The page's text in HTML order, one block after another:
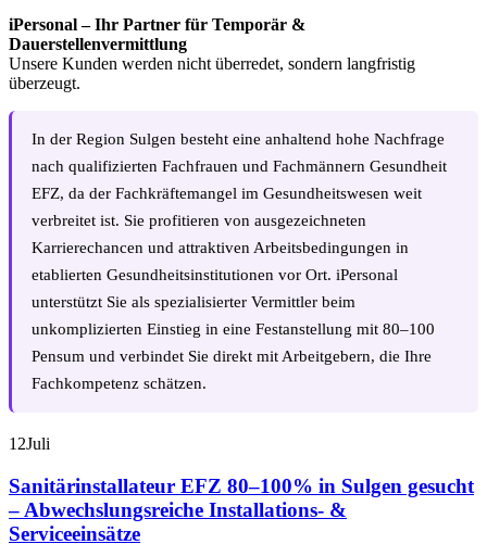
iPersonal – Ihr Partner für Temporär &
Dauerstellenvermittlung
Unsere Kunden werden nicht überredet, sondern langfristig
überzeugt.
In der Region Sulgen besteht eine anhaltend hohe Nachfrage
nach qualifizierten Fachfrauen und Fachmännern Gesundheit
EFZ, da der Fachkräftemangel im Gesundheitswesen weit
verbreitet ist. Sie profitieren von ausgezeichneten
Karrierechancen und attraktiven Arbeitsbedingungen in
etablierten Gesundheitsinstitutionen vor Ort. iPersonal
unterstützt Sie als spezialisierter Vermittler beim
unkomplizierten Einstieg in eine Festanstellung mit 80–100
Pensum und verbindet Sie direkt mit Arbeitgebern, die Ihre
Fachkompetenz schätzen.
12Juli
Sanitärinstallateur EFZ 80–100% in Sulgen gesucht
– Abwechslungsreiche Installations- &
Serviceeinsätze